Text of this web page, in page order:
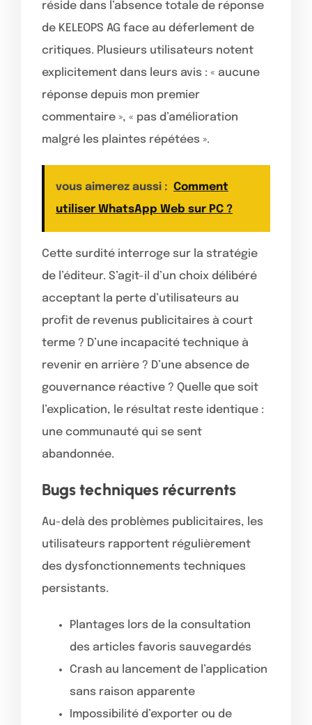
réside dans l’absence totale de réponse
de KELEOPS AG face au déferlement de
critiques. Plusieurs utilisateurs notent
explicitement dans leurs avis : « aucune
réponse depuis mon premier
commentaire », « pas d’amélioration
malgré les plaintes répétées ».
vous aimerez aussi : Comment
utiliser WhatsApp Web sur PC ?
Cette surdité interroge sur la stratégie
de l’éditeur. S’agit-il d’un choix délibéré
acceptant la perte d’utilisateurs au
profit de revenus publicitaires à court
terme ? D’une incapacité technique à
revenir en arrière ? D’une absence de
gouvernance réactive ? Quelle que soit
l’explication, le résultat reste identique :
une communauté qui se sent
abandonnée.
Bugs techniques récurrents
Au-delà des problèmes publicitaires, les
utilisateurs rapportent régulièrement
des dysfonctionnements techniques
persistants.
Plantages lors de la consultation
des articles favoris sauvegardés
Crash au lancement de l’application
sans raison apparente
Impossibilité d’exporter ou de